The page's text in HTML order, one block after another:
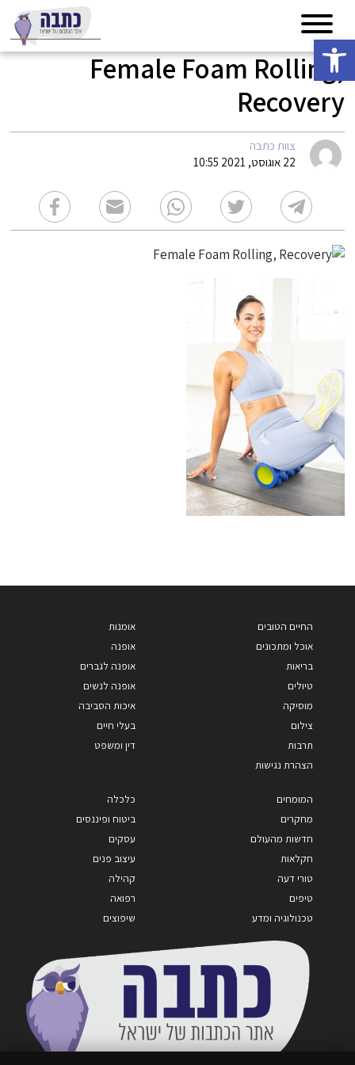
פתח סרגל נגישות
Female Foam Rolling,
Recovery
צוות כתבה
22 אוגוסט, 2021 10:55
החיים הטובים
אוכל ומתכונים
בריאות
טיולים
מוסיקה
צילום
תרבות
הצהרת נגישות
אומנות
אופנה
אופנה לגברים
אופנה לנשים
איכות הסביבה
בעלי חיים
דין ומשפט
המומחים
מחקרים
חדשות מהעולם
חקלאות
טורי דעה
טיפים
טכנולוגיה ומדע
כלכלה
ביטוח ופיננסים
עסקים
עיצוב פנים
קהילה
רפואה
שיפוצים